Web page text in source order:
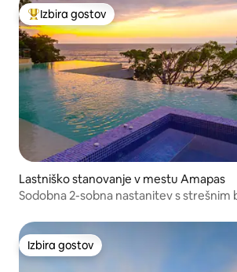
Najbolj priljubljena prenočišča z značko
Izbira gostov
Lastniško stanovanje v mestu Amapas
Sodobna 2-sobna nastanitev s strešnim
Izbira gostov
Izbira gostov